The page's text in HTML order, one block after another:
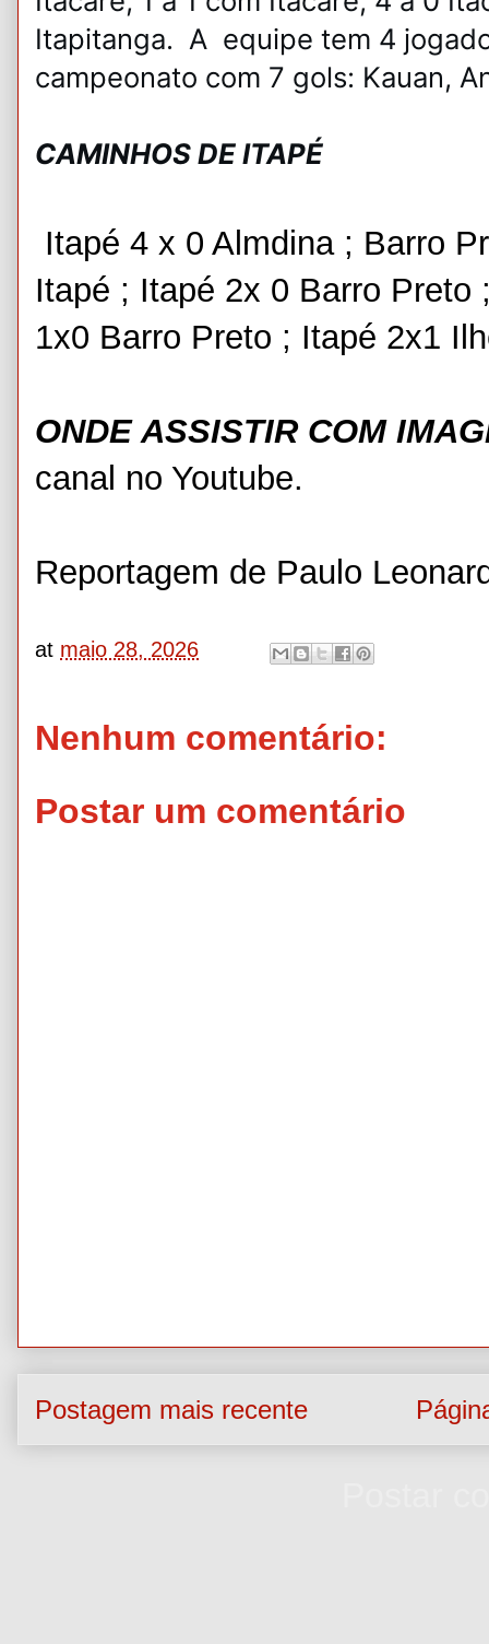
Itapitanga. A equipe tem 4
campeonato com 7 gols: Kauan,
CAMINHOS DE ITAPÉ
Itapé 4 x 0 Almdina ; Barro
Itapé ; Itapé 2x 0 Barro
1x0 Barro Preto ; Itapé 2x1
ONDE ASSISTIR COM
canal no Youtube.
Reportagem de Paulo
at maio 28, 2026
Nenhum comentário:
Postar um comentário
Postagem mais recente